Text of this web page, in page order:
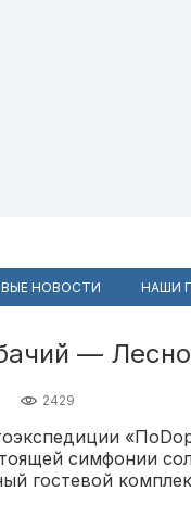
НОВОСТИ НАШИ
—
2429
симфонии
гостевой